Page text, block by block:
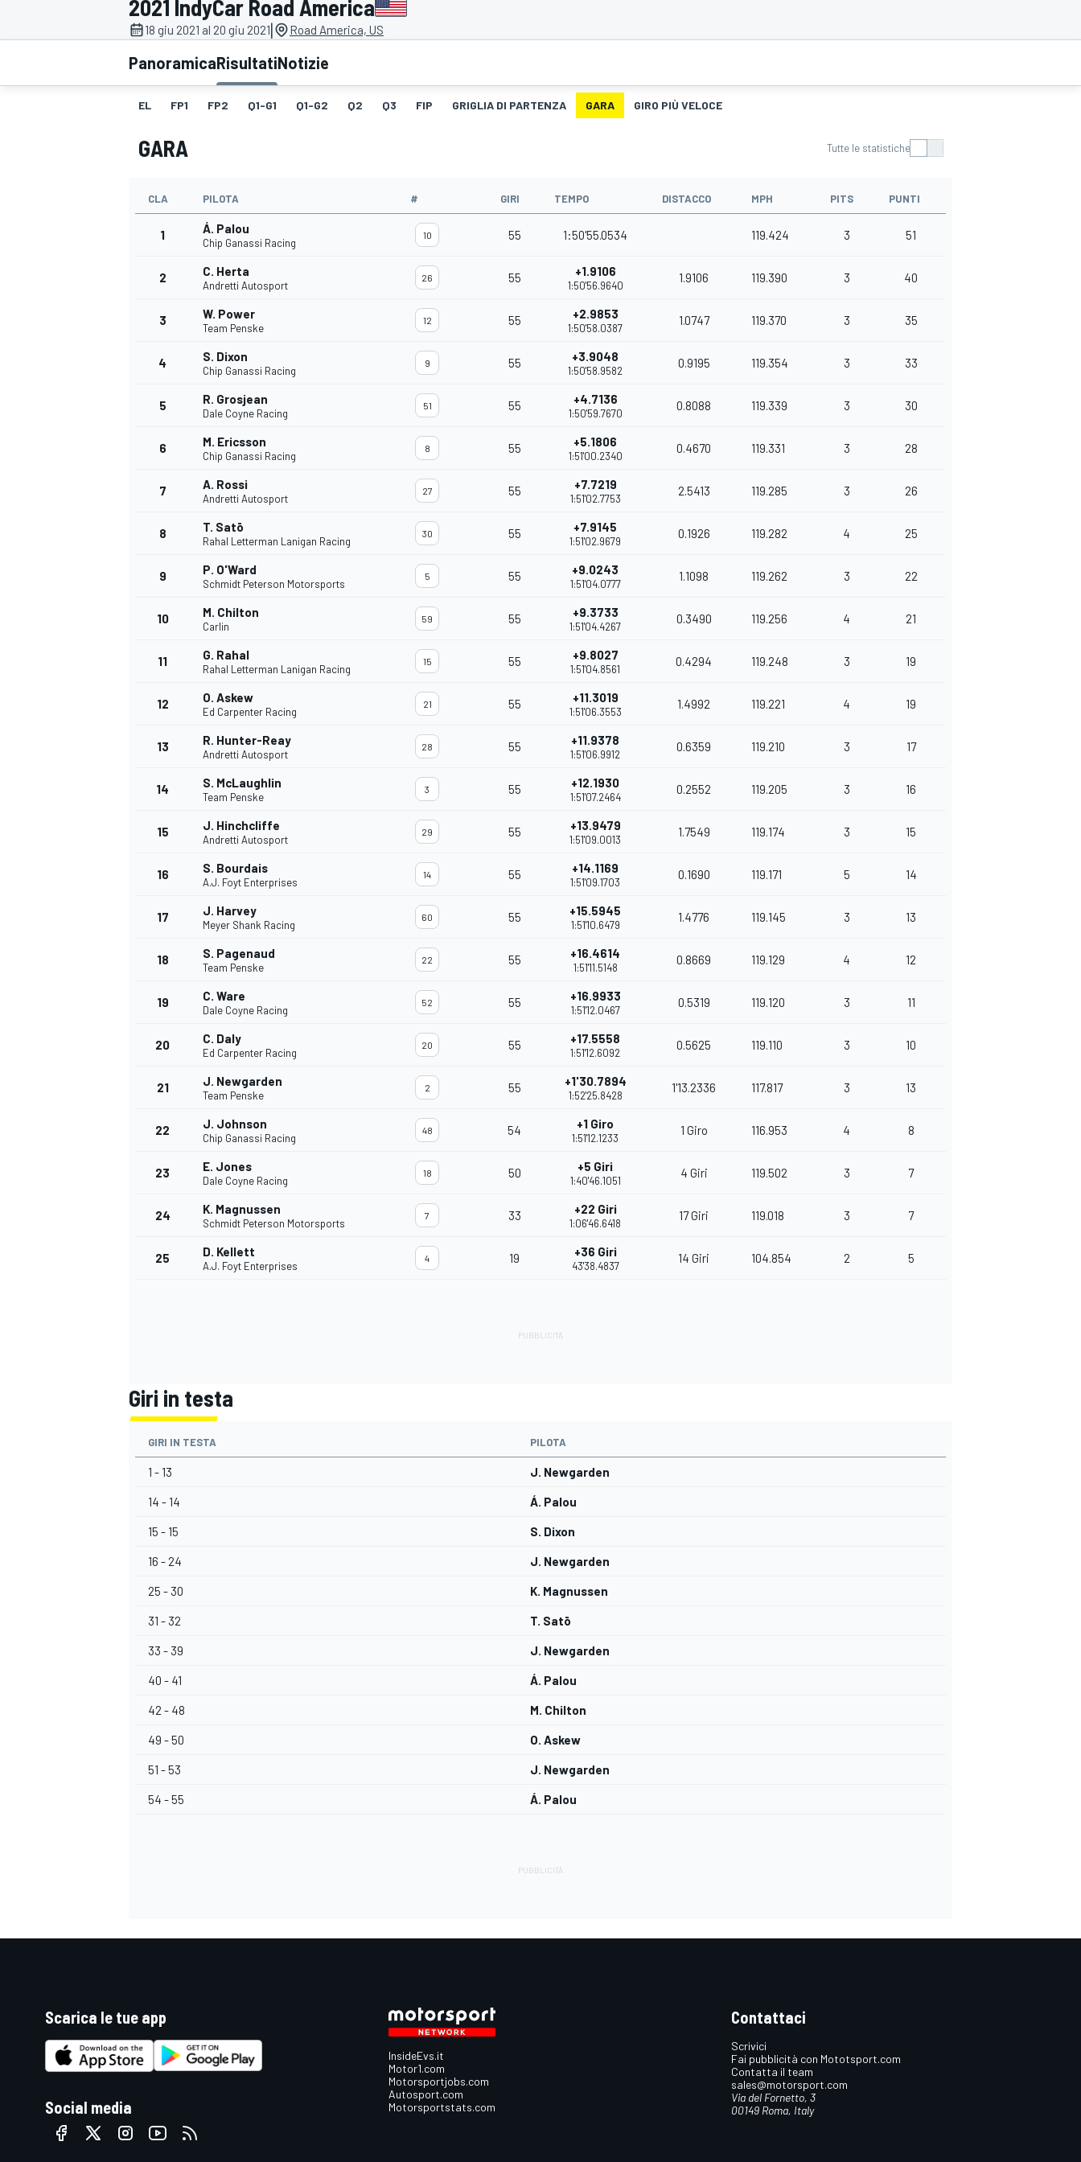
MOTOGP WEC
WRC
MONOPOSTO
MONOMARCA
RALLY
2021 IndyCar Road America
18 giu 2021 al 20 giu 2021| Road America, US
PanoramicaRisultatiNotizie
EL FP1 FP2 Q1-G1 Q1-G2 Q2 Q3 FIP GRIGLIA DI PARTENZA GARA GIRO PIÙ VELOCE
GARA Tutte le statistiche
CLA PILOTA # GIRI TEMPO DISTACCO MPH PITS PUNTI
1 Á. Palou
Chip Ganassi Racing
10 55 1:50'55.0534 119.424 3 51
2 C. Herta
Andretti Autosport
26 55 +1.9106
1:50'56.9640
1.9106 119.390 3 40
3 W. Power
Team Penske
12 55 +2.9853
1:50'58.0387
1.0747 119.370 3 35
4 S. Dixon
Chip Ganassi Racing
9 55 +3.9048
1:50'58.9582
0.9195 119.354 3 33
5 R. Grosjean
Dale Coyne Racing
51 55 +4.7136
1:50'59.7670
0.8088 119.339 3 30
6 M. Ericsson
Chip Ganassi Racing
8 55 +5.1806
1:51'00.2340
0.4670 119.331 3 28
7 A. Rossi
Andretti Autosport
27 55 +7.7219
1:51'02.7753
2.5413 119.285 3 26
8 T. Satō
Rahal Letterman Lanigan Racing
30 55 +7.9145
1:51'02.9679
0.1926 119.282 4 25
9 P. O'Ward
Schmidt Peterson Motorsports
5 55 +9.0243
1:51'04.0777
1.1098 119.262 3 22
10 M. Chilton
Carlin
59 55 +9.3733
1:51'04.4267
0.3490 119.256 4 21
11 G. Rahal
Rahal Letterman Lanigan Racing
15 55 +9.8027
1:51'04.8561
0.4294 119.248 3 19
12 O. Askew
Ed Carpenter Racing
21 55 +11.3019
1:51'06.3553
1.4992 119.221 4 19
13 R. Hunter-Reay
Andretti Autosport
28 55 +11.9378
1:51'06.9912
0.6359 119.210 3 17
14 S. McLaughlin
Team Penske
3 55 +12.1930
1:51'07.2464
0.2552 119.205 3 16
15 J. Hinchcliffe
Andretti Autosport
29 55 +13.9479
1:51'09.0013
1.7549 119.174 3 15
16 S. Bourdais
A.J. Foyt Enterprises
14 55 +14.1169
1:51'09.1703
0.1690 119.171 5 14
17 J. Harvey
Meyer Shank Racing
60 55 +15.5945
1:51'10.6479
1.4776 119.145 3 13
18 S. Pagenaud
Team Penske
22 55 +16.4614
1:51'11.5148
0.8669 119.129 4 12
19 C. Ware
Dale Coyne Racing
52 55 +16.9933
1:51'12.0467
0.5319 119.120 3 11
20 C. Daly
Ed Carpenter Racing
20 55 +17.5558
1:51'12.6092
0.5625 119.110 3 10
21 J. Newgarden
Team Penske
2 55 +1'30.7894
1:52'25.8428
1'13.2336 117.817 3 13
22 J. Johnson
Chip Ganassi Racing
48 54 +1 Giro
1:51'12.1233
1 Giro 116.953 4 8
23 E. Jones
Dale Coyne Racing
18 50 +5 Giri
1:40'46.1051
4 Giri 119.502 3 7
24 K. Magnussen
Schmidt Peterson Motorsports
7 33 +22 Giri
1:06'46.6418
17 Giri 119.018 3 7
25 D. Kellett
A.J. Foyt Enterprises
4 19 +36 Giri
43'38.4837
14 Giri 104.854 2 5
Giri in testa
GIRI IN TESTA PILOTA
1 - 13 J. Newgarden
14 - 14 Á. Palou
15 - 15 S. Dixon
16 - 24 J. Newgarden
25 - 30 K. Magnussen
31 - 32 T. Satō
33 - 39 J. Newgarden
40 - 41 Á. Palou
42 - 48 M. Chilton
49 - 50 O. Askew
51 - 53 J. Newgarden
54 - 55 Á. Palou
Scarica le tue app
Social media
InsideEvs.it
Motor1.com
Motorsportjobs.com
Autosport.com
Motorsportstats.com
Contattaci
Scrivici
Fai pubblicità con Mototsport.com
Contatta il team
sales@motorsport.com
Via del Fornetto, 3
00149 Roma, Italy